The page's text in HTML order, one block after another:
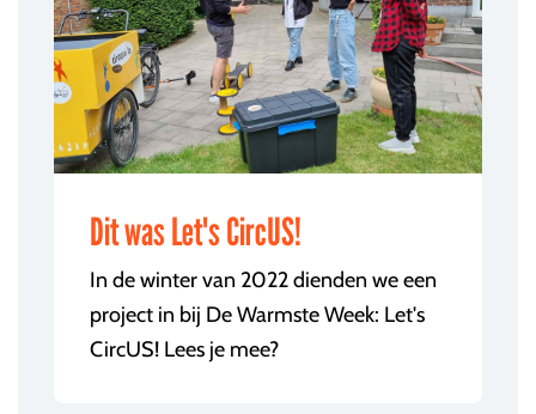
Dit was Let's CircUS!
In de winter van 2022 dienden we een
project in bij De Warmste Week: Let's
CircUS! Lees je mee?